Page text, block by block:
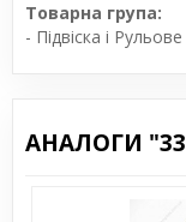
Товарна група:
- Підвіска і
АНАЛОГИ